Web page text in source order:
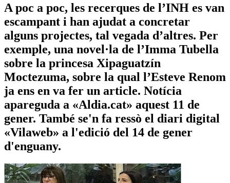
A poc a poc, les recerques de l’INH es van
escampant i han ajudat a concretar
alguns projectes, tal vegada d’altres. Per
exemple, una novel·la de l’Imma Tubella
sobre la princesa Xipaguatzín
Moctezuma, sobre la qual l’Esteve Renom
ja ens en va fer un article. Notícia
apareguda a «Aldia.cat» aquest 11 de
gener. També se'n fa ressò el diari digital
«Vilaweb» a l'edició del 14 de gener
d'enguany.